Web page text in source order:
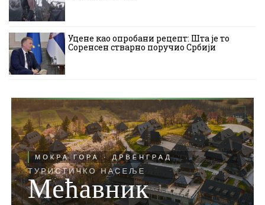
Уцене као опробани рецепт: Шта је то
Соренсен стварно поручио Србији